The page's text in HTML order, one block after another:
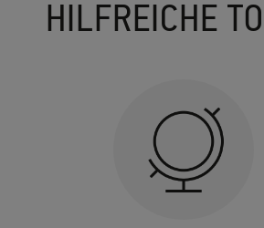
HILFREICHE